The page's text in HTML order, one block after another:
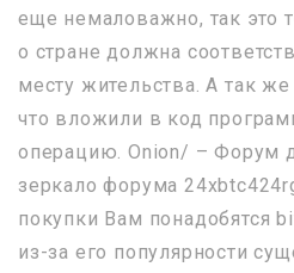
еще немаловажно, так это
о стране должна
месту жительства. А так
что вложили в код
операцию. Onion/ – Форум
зеркало форума
покупки Вам понадобятся
из-за его популярности